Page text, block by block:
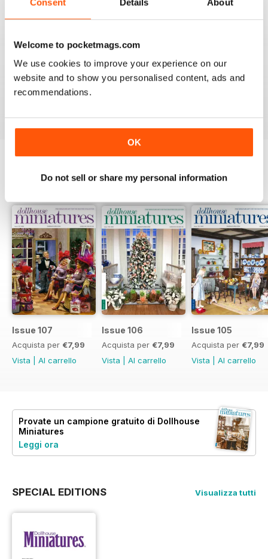
Welcome to pocketmags.com
We use cookies to improve your experience on our
website and to show you personalised content, ads and
recommendations.
OK
Do not sell or share my personal information
DOLLHOUSE MINIATURES
I would like to see more high end artist's work.
EDIZIONI INDIETRO Visualizza tutti
Issue 107
Acquista per €7,99
Vista
Al carrello
Issue 106
Acquista per €7,99
Vista
Al carrello
Issue 105
Acquista per €7,99
Vista
Al carrello
Provate un campione gratuito di Dollhouse
Miniatures
Leggi ora
SPECIAL EDITIONS Visualizza tutti